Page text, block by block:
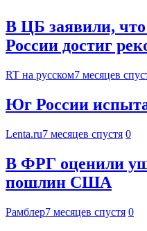
В ЦБ заявили, что
России достиг
RT на русском7 месяцев
Юг России
Lenta.ru7 месяцев спустя 0
В ФРГ оценили
пошлин США
Рамблер7 месяцев спустя 0